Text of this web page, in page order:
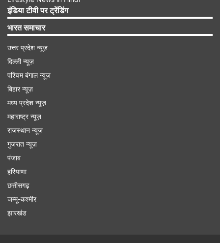
शुभ रंग - सिल्वर
शुभ अंक - 4
(आचार्य इंदु प्रकाश देश के जाने-माने ज्योतिषी हैं, जिन्हें वास्तु,
इंडिया टीवी पर ट्रेंडिंग
भारत समाचार
उत्तर प्रदेश न्यूज़
दिल्ली न्यूज़
पश्चिम बंगाल न्यूज़
बिहार न्यूज़
मध्य प्रदेश न्यूज़
महाराष्ट्र न्यूज़
राजस्थान न्यूज़
गुजरात न्यूज़
पंजाब
हरियाणा
छत्तीसगढ़
जम्मू-कश्मीर
झारखंड